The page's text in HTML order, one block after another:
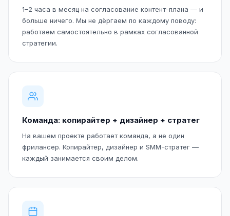
1–2 часа в месяц на согласование контент-плана — и
больше ничего. Мы не дёргаем по каждому поводу:
работаем самостоятельно в рамках согласованной
стратегии.
Команда: копирайтер + дизайнер + стратег
На вашем проекте работает команда, а не один
фрилансер. Копирайтер, дизайнер и SMM-стратег —
каждый занимается своим делом.